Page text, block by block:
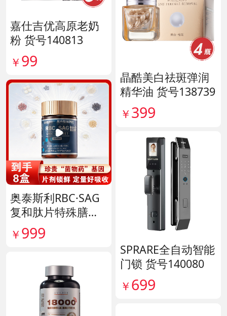
嘉仕吉优高原老奶
粉 货号140813
￥ 99
奥泰斯利RBC·SAG
复和肽片特殊膳食
滋补组 货号14190
￥ 999
晶酷美白祛斑弹润
精华油 货号138739
￥ 399
SPRARE全自动智能
门锁 货号140080
￥ 699